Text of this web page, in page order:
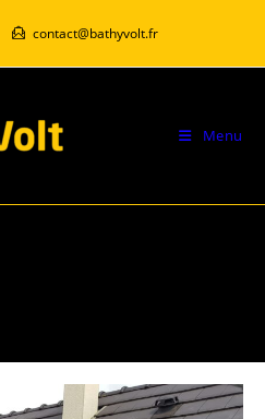
contact@bathyvolt.fr
Menu